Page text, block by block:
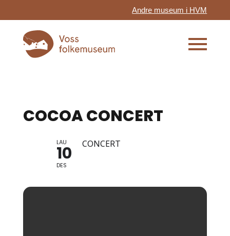
Andre museum i HVM
COCOA CONCERT
LAU
10
DES
CONCERT